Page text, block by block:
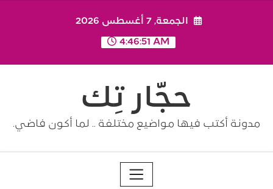
الجمعة, 7 أغسطس 2026
4:46:52 AM
حجّار تِك
مدونة أكتب فيها مواضيع مختلفة .. لما أكون فاضي.